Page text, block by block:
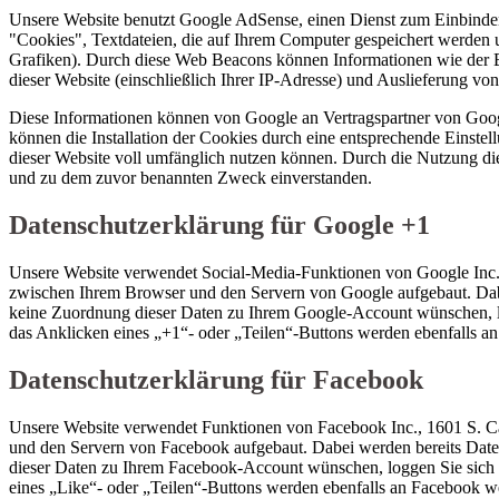
Unsere Website benutzt Google AdSense, einen Dienst zum
"Cookies", Textdateien, die auf Ihrem Computer gespeichert
Grafiken). Durch diese Web Beacons können Informationen wie der
dieser Website (einschließlich Ihrer IP-Adresse) und Auslieferung
Diese Informationen können von Google an Vertragspartner von
können die Installation der Cookies durch eine entsprechende
dieser Website voll umfänglich nutzen können. Durch die Nutzung
und zu dem zuvor benannten Zweck einverstanden.
Datenschutzerklärung für Google +1
Unsere Website verwendet Social-Media-Funktionen von Google
zwischen Ihrem Browser und den Servern von Google aufgebaut.
keine Zuordnung dieser Daten zu Ihrem Google-Account
das Anklicken eines „+1“- oder „Teilen“-Buttons werden ebenfalls
Datenschutzerklärung für Facebook
Unsere Website verwendet Funktionen von Facebook Inc., 1601
und den Servern von Facebook aufgebaut. Dabei werden bereits
dieser Daten zu Ihrem Facebook-Account wünschen, loggen Sie
eines „Like“- oder „Teilen“-Buttons werden ebenfalls an Facebook